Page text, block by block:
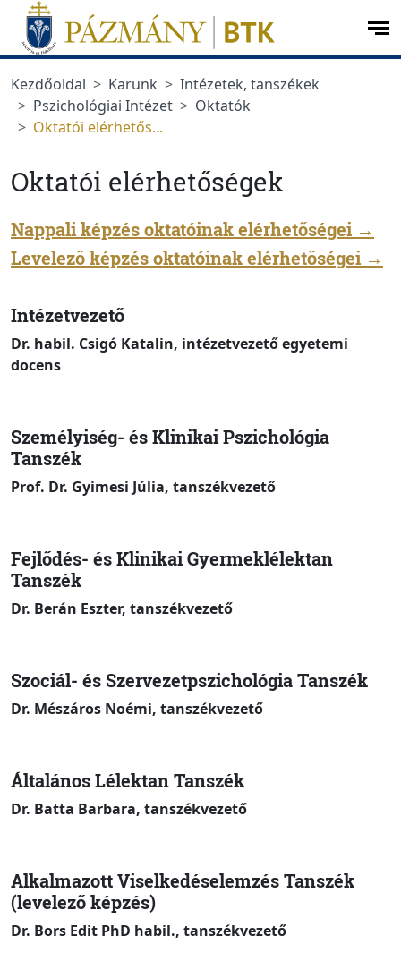
Ugrás a menüre
Ugrás a tartalomra
Kezdőoldal
Karunk
Intézetek, tanszékek
Pszichológiai Intézet
Oktatók
Oktatói elérhetős...
Oktatói elérhetőségek
Nappali képzés oktatóinak elérhetőségei →
Levelező képzés oktatóinak elérhetőségei →
Intézetvezető
Dr. habil. Csigó Katalin, intézetvezető egyetemi
docens
Személyiség- és Klinikai Pszichológia
Tanszék
Prof. Dr. Gyimesi Júlia, tanszékvezető
Fejlődés- és Klinikai Gyermeklélektan
Tanszék
Dr. Berán Eszter, tanszékvezető
Szociál- és Szervezetpszichológia Tanszék
Dr. Mészáros Noémi, tanszékvezető
Általános Lélektan Tanszék
Dr. Batta Barbara, tanszékvezető
Alkalmazott Viselkedéselemzés Tanszék
(levelező képzés)
Dr. Bors Edit PhD habil., tanszékvezető